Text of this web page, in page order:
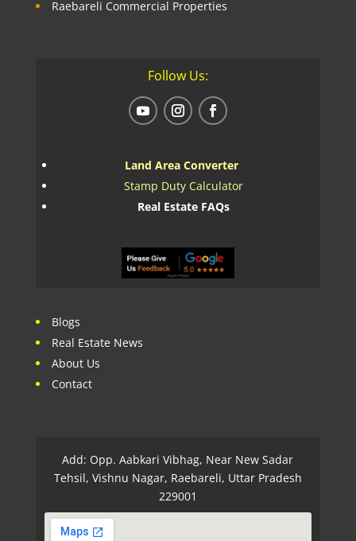
Raebareli Commercial Properties
Follow Us:
Land Area Converter
Stamp Duty Calculator
Real Estate FAQs
Blogs
Real Estate News
About Us
Contact
Add: Opp. Aabkari Vibhag, Near New Sadar
Tehsil, Vishnu Nagar, Raebareli, Uttar Pradesh
229001